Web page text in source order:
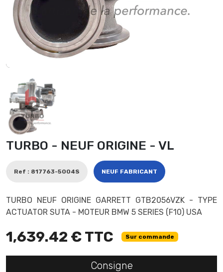
TURBO - NEUF ORIGINE - VL
Ref : 817763-5004S NEUF FABRICANT
TURBO NEUF ORIGINE GARRETT GTB2056VZK - TYPE
ACTUATOR SUTA - MOTEUR BMW 5 SERIES (F10) USA
1,639.42 € TTC Sur commande
Consigne